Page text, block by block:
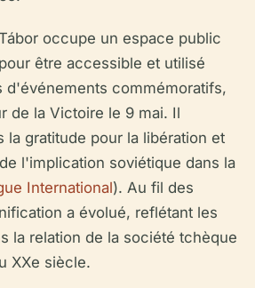
occupe un espace public
être accessible et utilisé
d'événements commémoratifs,
de la Victoire le 9 mai. Il
la gratitude pour la libération et
l'implication soviétique dans la
International). Au fil des
a évolué, reflétant les
la relation de la société tchèque
XXe siècle.